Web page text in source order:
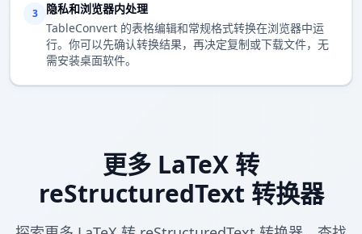
3
隐私和浏览器内处理
TableConvert 的表格编辑和常规格式转换在浏览器中运
行。你可以先确认转换结果，再决定复制或下载文件，无
需安装桌面软件。
更多 LaTeX 转
reStructuredText 转换器